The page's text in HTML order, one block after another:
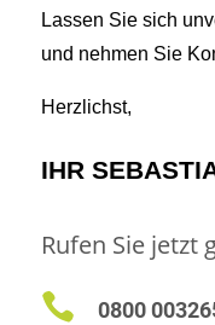
Lassen Sie sich
und nehmen Sie
Herzlichst,
IHR
Rufen Sie jetzt
 0800